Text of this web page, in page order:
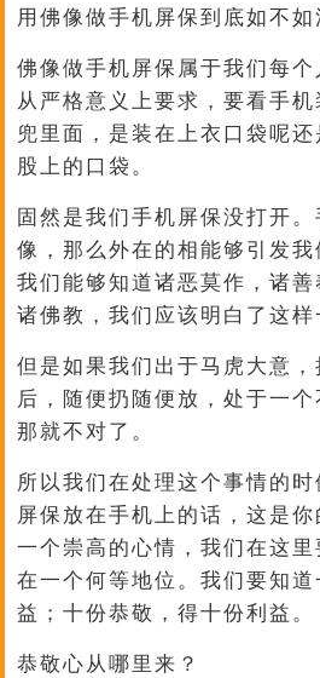
用佛像做手机屏保到底如不如
佛像做手机屏保属于我们每
从严格意义上要求，要看手
兜里面，是装在上衣口袋呢
股上的口袋。
固然是我们手机屏保没打开
像，那么外在的相能够引发
我们能够知道诸恶莫作，诸
诸佛教，我们应该明白了这样
但是如果我们出于马虎大意
后，随便扔随便放，处于一个
那就不对了。
所以我们在处理这个事情的
屏保放在手机上的话，这是
一个崇高的心情，我们在这
在一个何等地位。我们要知道
益；十份恭敬，得十份利益。
恭敬心从哪里来？